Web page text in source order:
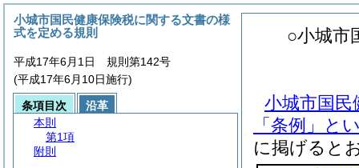
○小城市
小城市国民
「条例」と
に掲げると
小城市国民健康保険税に関する文書の様
式を定める規則
平成17年6月1日 規則第142号
(平成17年6月10日施行)
条項目次
沿革
本則
第1項
附則